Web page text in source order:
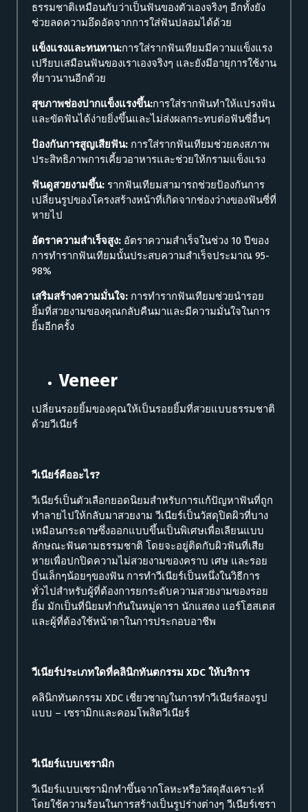
ธรรมชาติเหมือนกับว่าเป็นฟันของตัวเองจริงๆ อีกทั้งยัง
ช่วยลดความอึดอัดจากการใส่ฟันปลอมได้ด้วย
แข็งแรงและทนทาน:การใส่รากฟันเทียมมีความแข็งแรง
เปรียบเสมือนฟันของเราเองจริงๆ และยังมีอายุการใช้งาน
ที่ยาวนานอีกด้วย
สุขภาพช่องปากแข็งแรงขึ้น:การใส่รากฟันทำให้แปรงฟัน
และขัดฟันได้ง่ายยิ่งขึ้นและไม่ส่งผลกระทบต่อฟันซี่อื่นๆ
ป้องกันการสูญเสียฟัน: การใส่รากฟันเทียมช่วยคงสภาพ
ประสิทธิภาพการเคี้ยวอาหารและช่วยให้กรามแข็งแรง
ฟันดูสวยงามขึ้น: รากฟันเทียมสามารถช่วยป้องกันการ
เปลี่ยนรูปของโครงสร้างหน้าที่เกิดจากช่องว่างของฟันซี่ที่
หายไป
อัตราความสำเร็จสูง: อัตราความสำเร็จในช่วง 10 ปีของ
การทำรากฟันเทียมนั้นประสบความสำเร็จประมาณ 95-
98%
เสริมสร้างความมั่นใจ: การทำรากฟันเทียมช่วยนำรอย
ยิ้มที่สวยงามของคุณกลับคืนมาและมีความมั่นใจในการ
ยิ้มอีกครั้ง
Veneer
เปลี่ยนรอยยิ้มของคุณให้เป็นรอยยิ้มที่สวยแบบธรรมชาติ
ด้วยวีเนียร์
วีเนียร์คืออะไร?
วีเนียร์เป็นตัวเลือกยอดนิยมสำหรับการแก้ปัญหาฟันที่ถูก
ทำลายไปให้กลับมาสวยงาม วีเนียร์เป็นวัสดุปิดผิวที่บาง
เหมือนกระดาษซึ่งออกแบบขึ้นเป็นพิเศษเพื่อเลียนแบบ
ลักษณะฟันตามธรรมชาติ โดยจะอยู่ติดกับผิวฟันที่เสีย
หายเพื่อปกปิดความไม่สวยงามของคราบ เศษ และรอย
บิ่นเล็กๆน้อยๆของฟัน การทำวีเนียร์เป็นหนึ่งในวิธีการ
ทั่วไปสำหรับผู้ที่ต้องการยกระดับความสวยงามของรอย
ยิ้ม มักเป็นที่นิยมทำกันในหมู่ดารา นักแสดง แอร์โฮสเตส
และผู้ที่ต้องใช้หน้าตาในการประกอบอาชีพ
วีเนียร์ประเภทใดที่คลินิกทันตกรรม XDC ให้บริการ
คลินิกทันตกรรม XDC เชี่ยวชาญในการทำวีเนียร์สองรูป
แบบ – เซรามิกและคอมโพสิตวีเนียร์
วีเนียร์แบบเซรามิก
วีเนียร์แบบเซรามิกทำขึ้นจากโลหะหรือวัสดุสังเคราะห์
โดยใช้ความร้อนในการสร้างเป็นรูปร่างต่างๆ วีเนียร์เซรา